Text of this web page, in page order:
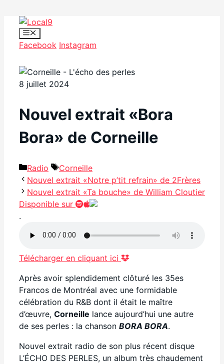
Aller
contenu
Menu
Facebook Instagram
8 juillet 2024
Nouvel extrait «Bora
Bora» de Corneille
Catégories
Radio Étiquettes
Corneille
Nouvel extrait «Notre p’tit refrain» de 2Frères
Nouvel extrait «Ta bouche» de William Cloutier
Disponible sur
.
Télécharger en cliquant ici
Après avoir splendidement clôturé les 35es
Francos de Montréal avec une formidable
célébration du R&B dont il était le maître
d’œuvre, Corneille lance aujourd’hui une autre
de ses perles : la chanson BORA BORA.
Nouvel extrait radio de son plus récent disque
L’ÉCHO DES PERLES, un album très chaudement